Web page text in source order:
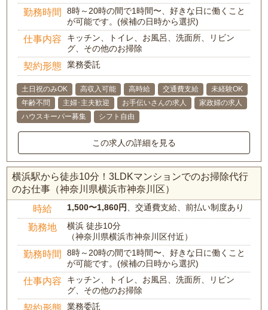
勤務時間
8時～20時の間で1時間〜、好きな日に働くこと
が可能です。(候補の日時から選択)
仕事内容
キッチン、トイレ、お風呂、洗面所、リビン
グ、その他のお掃除
契約形態 業務委託
土日祝のみOK 高収入可能 高時給 交通費支給
未経験OK
年齢不問
主婦･主夫歓迎 お手伝いさんの求人
家政婦の求人
ハウスキーパー募集
シフト自由
この求人の詳細を見る
横浜駅から徒歩10分！3LDKマンションでのお掃除代行
のお仕事（神奈川県横浜市神奈川区）
時給 1,500〜1,860円 、交通費支給、前払い制度あり
勤務地
横浜 徒歩10分
（神奈川県横浜市神奈川区付近）
勤務時間
8時～20時の間で1時間〜、好きな日に働くこと
が可能です。(候補の日時から選択)
仕事内容
キッチン、トイレ、お風呂、洗面所、リビン
グ、その他のお掃除
契約形態 業務委託